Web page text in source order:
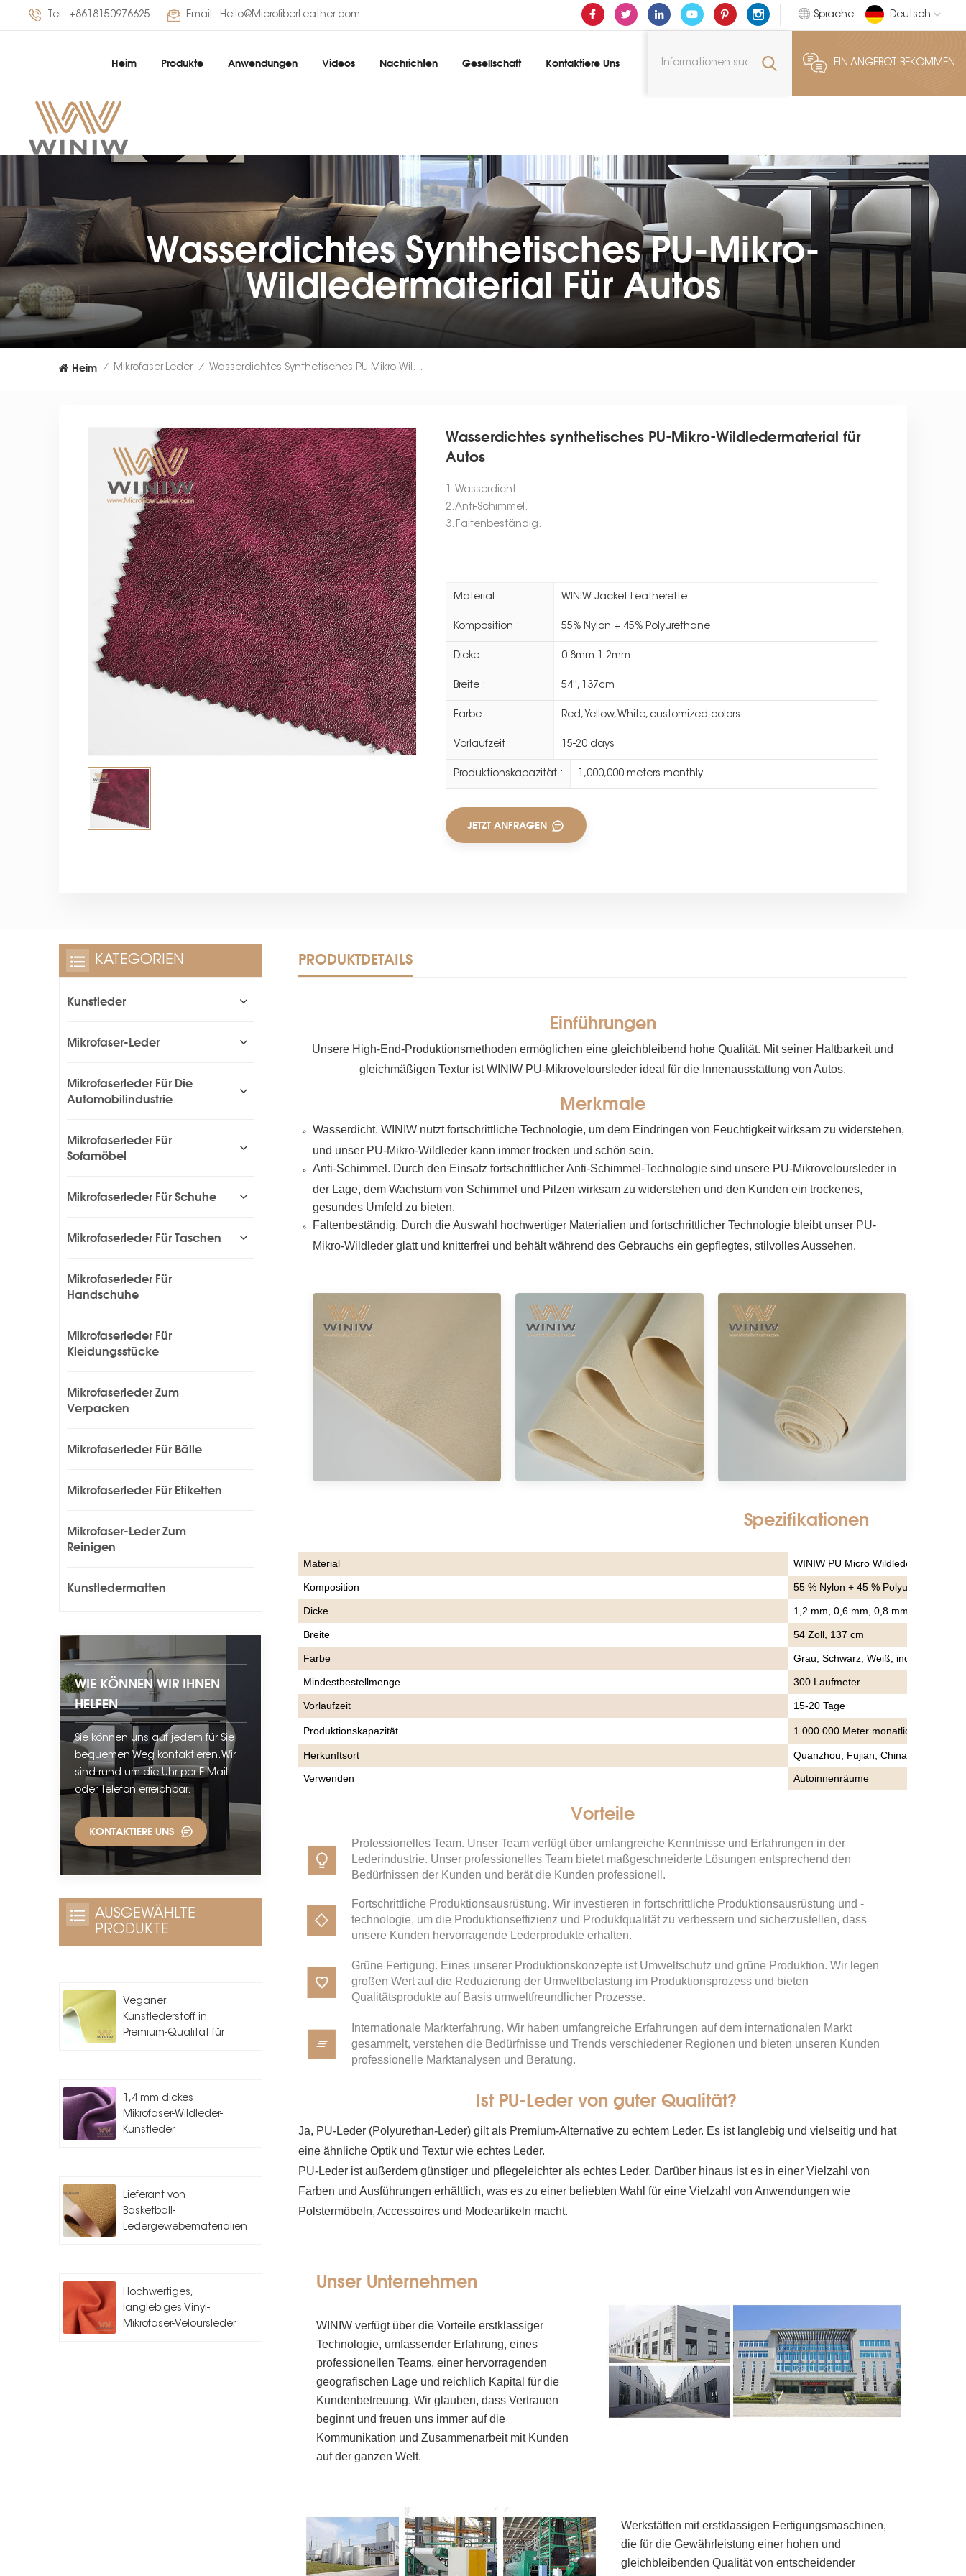
Tel : +8618150976625 Email : Hello@MicrofiberLeather.com Sprache : Deutsch
EIN ANGEBOT BEKOMMEN
Heim Produkte Anwendungen Videos Nachrichten Gesellschaft Kontaktiere Uns
Wasserdichtes Synthetisches PU-Mikro-
Wildledermaterial Für Autos
Heim / Mikrofaser-Leder / Wasserdichtes Synthetisches PU-Mikro-Wildledermaterial Für Autos
Wasserdichtes synthetisches PU-Mikro-Wildledermaterial für
Autos
1. Wasserdicht.
2. Anti-Schimmel.
3. Faltenbeständig.
Material : WINIW Jacket Leatherette
Komposition : 55% Nylon + 45% Polyurethane
Dicke : 0.8mm-1.2mm
Breite : 54'', 137cm
Farbe : Red, Yellow, White, customized colors
Vorlaufzeit : 15-20 days
Produktionskapazität : 1,000,000 meters monthly
JETZT ANFRAGEN
PRODUKTDETAILS
Einführungen
Unsere High-End-Produktionsmethoden ermöglichen eine gleichbleibend hohe Qualität. Mit seiner Haltbarkeit und
gleichmäßigen Textur ist WINIW PU-Mikroveloursleder ideal für die Innenausstattung von Autos.
Merkmale
Wasserdicht. WINIW nutzt fortschrittliche Technologie, um dem Eindringen von Feuchtigkeit wirksam zu widerstehen,
und unser PU-Mikro-Wildleder kann immer trocken und schön sein.
Anti-Schimmel. Durch den Einsatz fortschrittlicher Anti-Schimmel-Technologie sind unsere PU-Mikroveloursleder in
der Lage, dem Wachstum von Schimmel und Pilzen wirksam zu widerstehen und den Kunden ein trockenes,
gesundes Umfeld zu bieten.
Faltenbeständig. Durch die Auswahl hochwertiger Materialien und fortschrittlicher Technologie bleibt unser PU-
Mikro-Wildleder glatt und knitterfrei und behält während des Gebrauchs ein gepflegtes, stilvolles Aussehen.
Spezifikationen
Material WINIW PU Micro Wildleder
Komposition 55 % Nylon + 45 % Polyurethan
Dicke 1,2 mm, 0,6 mm, 0,8 mm, 1,0 mm,
Breite 54 Zoll, 137 cm
Farbe Grau, Schwarz, Weiß, individuelle
Mindestbestellmenge 300 Laufmeter
Vorlaufzeit 15-20 Tage
Produktionskapazität 1.000.000 Meter monatlich
Herkunftsort
Quanzhou, Fujian, China
Verwenden
Autoinnenräume
Vorteile
Professionelles Team. Unser Team verfügt über umfangreiche Kenntnisse und Erfahrungen in der
Lederindustrie. Unser professionelles Team bietet maßgeschneiderte Lösungen entsprechend den
Bedürfnissen der Kunden und berät die Kunden professionell.
Fortschrittliche Produktionsausrüstung. Wir investieren in fortschrittliche Produktionsausrüstung und -
technologie, um die Produktionseffizienz und Produktqualität zu verbessern und sicherzustellen, dass
unsere Kunden hervorragende Lederprodukte erhalten.
Grüne Fertigung. Eines unserer Produktionskonzepte ist Umweltschutz und grüne Produktion. Wir legen
großen Wert auf die Reduzierung der Umweltbelastung im Produktionsprozess und bieten
Qualitätsprodukte auf Basis umweltfreundlicher Prozesse.
Internationale Markterfahrung. Wir haben umfangreiche Erfahrungen auf dem internationalen Markt
gesammelt, verstehen die Bedürfnisse und Trends verschiedener Regionen und bieten unseren Kunden
professionelle Marktanalysen und Beratung.
Ist PU-Leder von guter Qualität?
Ja, PU-Leder (Polyurethan-Leder) gilt als Premium-Alternative zu echtem Leder. Es ist langlebig und vielseitig und hat
eine ähnliche Optik und Textur wie echtes Leder.
PU-Leder ist außerdem günstiger und pflegeleichter als echtes Leder. Darüber hinaus ist es in einer Vielzahl von
Farben und Ausführungen erhältlich, was es zu einer beliebten Wahl für eine Vielzahl von Anwendungen wie
Polstermöbeln, Accessoires und Modeartikeln macht.
Unser Unternehmen
WINIW verfügt über die Vorteile erstklassiger
Technologie, umfassender Erfahrung, eines
professionellen Teams, einer hervorragenden
geografischen Lage und reichlich Kapital für die
Kundenbetreuung. Wir glauben, dass Vertrauen
beginnt und freuen uns immer auf die
Kommunikation und Zusammenarbeit mit Kunden
auf der ganzen Welt.
Werkstätten mit erstklassigen Fertigungsmaschinen,
die für die Gewährleistung einer hohen und
gleichbleibenden Qualität von entscheidender
KATEGORIEN
Kunstleder
Mikrofaser-Leder
Mikrofaserleder Für Die
Automobilindustrie
Mikrofaserleder Für
Sofamöbel
Mikrofaserleder Für Schuhe
Mikrofaserleder Für Taschen
Mikrofaserleder Für
Handschuhe
Mikrofaserleder Für
Kleidungsstücke
Mikrofaserleder Zum
Verpacken
Mikrofaserleder Für Bälle
Mikrofaserleder Für Etiketten
Mikrofaser-Leder Zum
Reinigen
Kunstledermatten
WIE KÖNNEN WIR IHNEN
HELFEN
Sie können uns auf jedem für Sie
bequemen Weg kontaktieren. Wir
sind rund um die Uhr per E-Mail
oder Telefon erreichbar.
KONTAKTIERE UNS
AUSGEWÄHLTE
PRODUKTE
Veganer
Kunstlederstoff in
Premium-Qualität für
1,4 mm dickes
Mikrofaser-Wildleder-
Kunstleder
Lieferant von
Basketball-
Ledergewebematerialien
Hochwertiges,
langlebiges Vinyl-
Mikrofaser-Veloursleder